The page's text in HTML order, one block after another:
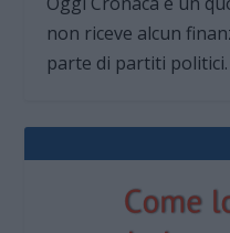
non riceve alcun
parte di partiti politici.